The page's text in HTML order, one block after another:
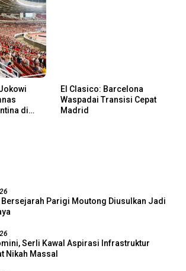
di
El Clasico: Barcelona
Waspadai Transisi Cepat
Madrid
Bersejarah Parigi Moutong Diusulkan Jadi
Serli Kawal Aspirasi Infrastruktur
Nikah Massal